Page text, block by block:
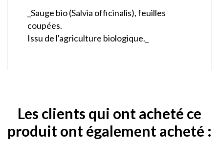
_Sauge bio (Salvia officinalis), feuilles
coupées.
Issu de l'agriculture biologique._
Les clients qui ont acheté ce
produit ont également acheté :